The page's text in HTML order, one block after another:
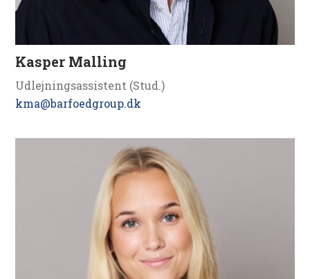
Kasper Malling
Udlejningsassistent (Stud.)
kma@barfoedgroup.dk